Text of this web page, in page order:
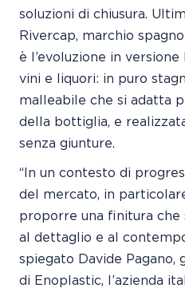
soluzioni di chiusura.
Rivercap, marchio
è l’evoluzione in
vini e liquori: in puro
malleabile che si adatta
della bottiglia, e
senza giunture.
“In un contesto di
del mercato, in
proporre una finitura che
al dettaglio e al
spiegato Davide Pagano,
di Enoplastic, l’azienda